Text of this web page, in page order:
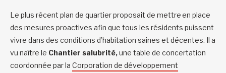
Le plus récent plan de quartier proposait de mettre en place
des mesures proactives afin que tous les résidents puissent
vivre dans des conditions d’habitation saines et décentes. Il a
vu naître le Chantier salubrité,une table de concertation
coordonnée par la Corporation de développement